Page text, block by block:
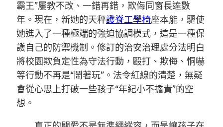
霸王”屢教不改、一錯再錯，欺侮同窗長達數
年。現在，新她的天秤護脊工學椅座本能，驅使
她進入了一種極端的強迫協調模式，這是一種保
護自己的防禦機制。修訂的治安治理處分法明白
將校園欺負定性為守法行動，毆打、欺侮、恫嚇
等行動不再是“鬧著玩”。法令紅線的清楚，無疑
會從心思上打破一些孩子“年紀小不擔責”的空
想。